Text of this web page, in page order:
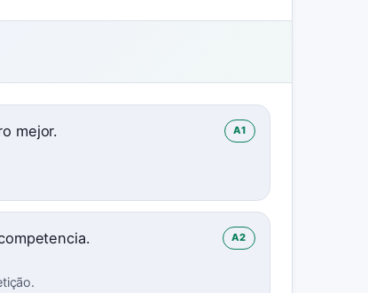
mejor. A1
A2